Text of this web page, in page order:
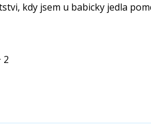
kdy jsem u babicky jedla
2